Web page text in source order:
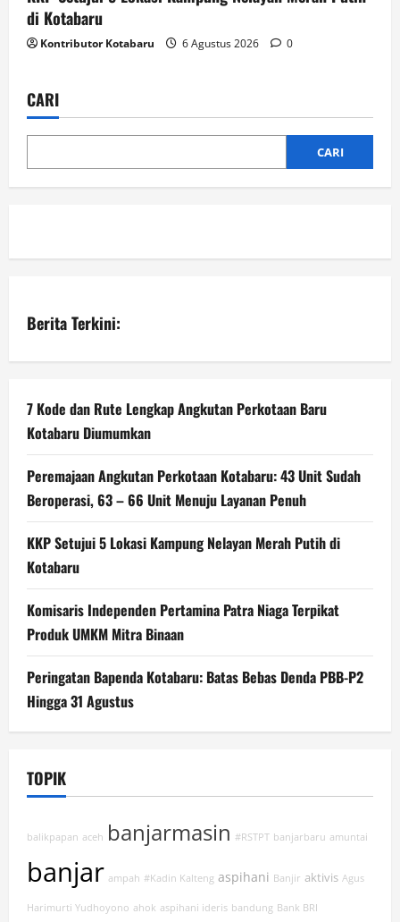
di Kotabaru
Kontributor Kotabaru 6 Agustus 2026 0
CARI
CARI
Berita Terkini:
7 Kode dan Rute Lengkap Angkutan Perkotaan Baru
Kotabaru Diumumkan
Peremajaan Angkutan Perkotaan Kotabaru: 43 Unit Sudah
Beroperasi, 63 – 66 Unit Menuju Layanan Penuh
KKP Setujui 5 Lokasi Kampung Nelayan Merah Putih di
Kotabaru
Komisaris Independen Pertamina Patra Niaga Terpikat
Produk UMKM Mitra Binaan
Peringatan Bapenda Kotabaru: Batas Bebas Denda PBB-P2
Hingga 31 Agustus
TOPIK
balikpapan aceh banjarmasin #RSTPT banjarbaru amuntai
banjar ampah #Kadin Kalteng aspihani Banjir aktivis Agus
Harimurti Yudhoyono ahok aspihani ideris bandung Bank BRI